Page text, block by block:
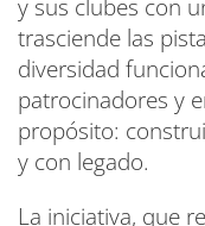
y sus clubes con
trasciende las
diversidad
patrocinadores y
propósito:
y con legado.
La iniciativa, que